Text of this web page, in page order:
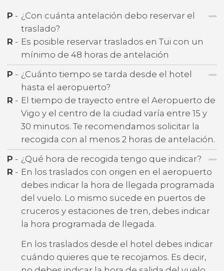
P - ¿Con cuánta antelación debo reservar el
traslado?
R - Es posible reservar traslados en Tui con un
mínimo de 48 horas de antelación
P - ¿Cuánto tiempo se tarda desde el hotel
hasta el aeropuerto?
R - El tiempo de trayecto entre el Aeropuerto de
Vigo y el centro de la ciudad varía entre 15 y
30 minutos. Te recomendamos solicitar la
recogida con al menos 2 horas de antelación.
P - ¿Qué hora de recogida tengo que indicar?
R - En los traslados con origen en el aeropuerto
debes indicar la hora de llegada programada
del vuelo. Lo mismo sucede en puertos de
cruceros y estaciones de tren, debes indicar
la hora programada de llegada.
En los traslados desde el hotel debes indicar
cuándo quieres que te recojamos. Es decir,